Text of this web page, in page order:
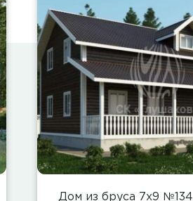
Дом из бруса 7х9 №134